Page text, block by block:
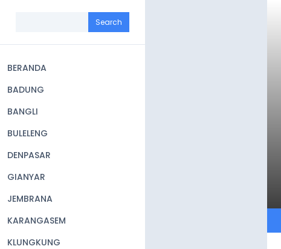
navigation
BERANDA
BADUNG
BANGLI
BULELENG
DENPASAR
GIANYAR
JEMBRANA
KARANGASEM
KLUNGKUNG